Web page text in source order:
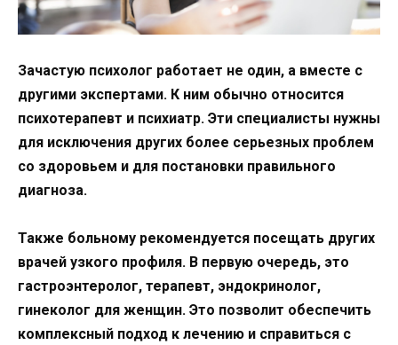
Зачастую психолог работает не один, а вместе с
другими экспертами. К ним обычно относится
психотерапевт и психиатр. Эти специалисты нужны
для исключения других более серьезных проблем
со здоровьем и для постановки правильного
диагноза.
Также больному рекомендуется посещать других
врачей узкого профиля. В первую очередь, это
гастроэнтеролог, терапевт, эндокринолог,
гинеколог для женщин. Это позволит обеспечить
комплексный подход к лечению и справиться с